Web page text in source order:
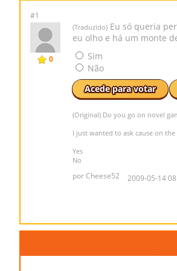
#1
0
(Traduzido) Eu só queria
eu olho e há um monte
Sim
Não
Acede para votar
(Original) Do you go on novel
I just wanted to ask cause on
Yes
No
por Cheese52 2009-05-14